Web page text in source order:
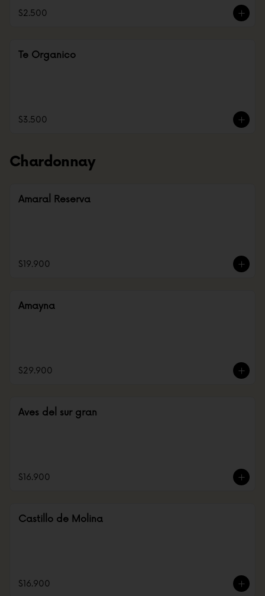
$2.500
Te Organico
$3.500
Chardonnay
Amaral Reserva
$19.900
Amayna
$29.900
Aves del sur gran
$16.900
Castillo de Molina
$16.900